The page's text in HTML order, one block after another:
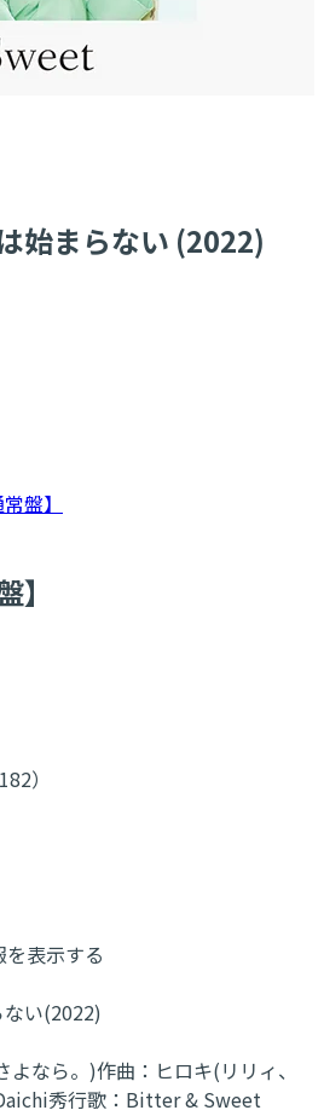
始まらない (2022)
常盤】
】
）
表示する
い(2022)
よなら。)作曲： ヒロキ(リリィ、
秀行歌： Bitter & Sweet